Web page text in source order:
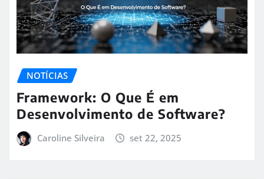
NOTÍCIAS
Framework: O Que É em
Desenvolvimento de Software?
Caroline Silveira set 22, 2025